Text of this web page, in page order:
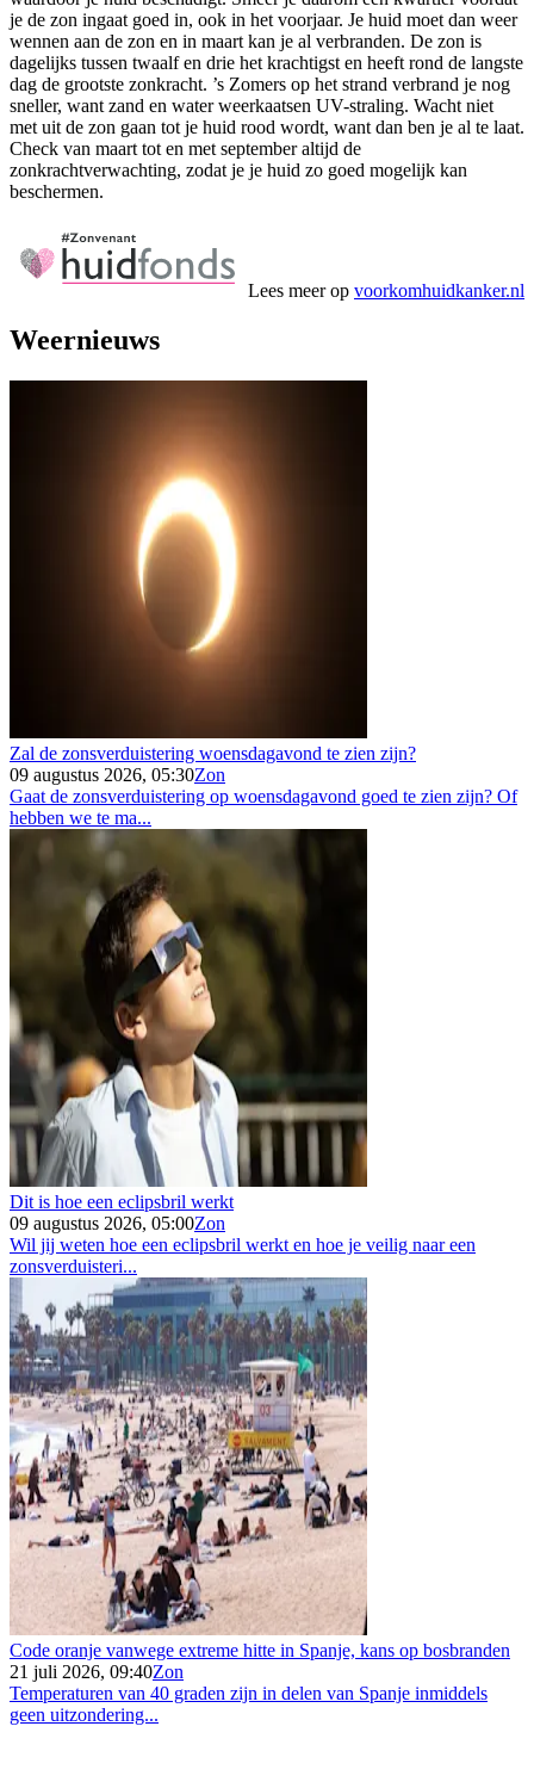
je de zon ingaat goed in, ook in het voorjaar. Je huid moet dan weer
wennen aan de zon en in maart kan je al verbranden. De zon is
dagelijks tussen twaalf en drie het krachtigst en heeft rond de langste
dag de grootste zonkracht. ’s Zomers op het strand verbrand je nog
sneller, want zand en water weerkaatsen UV-straling. Wacht niet
met uit de zon gaan tot je huid rood wordt, want dan ben je al te laat.
Check van maart tot en met september altijd de
zonkrachtverwachting, zodat je je huid zo goed mogelijk kan
beschermen.
Lees meer op voorkomhuidkanker.nl
Weernieuws
Zal de zonsverduistering woensdagavond te zien zijn?
09 augustus 2026, 05:30Zon
Gaat de zonsverduistering op woensdagavond goed te zien zijn? Of
hebben we te ma...
Dit is hoe een eclipsbril werkt
09 augustus 2026, 05:00Zon
Wil jij weten hoe een eclipsbril werkt en hoe je veilig naar een
zonsverduisteri...
Code oranje vanwege extreme hitte in Spanje, kans op bosbranden
21 juli 2026, 09:40Zon
Temperaturen van 40 graden zijn in delen van Spanje inmiddels
geen uitzondering...